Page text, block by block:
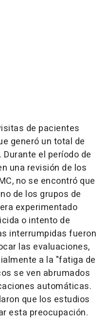
de pacientes
generó un total de
el período de
una revisión de los
no se encontró que
de los grupos de
experimentado
o intento de
interrumpidas fueron
las evaluaciones,
a la "fatiga de
se ven abrumados
automáticas.
que los estudios
esta preocupación.